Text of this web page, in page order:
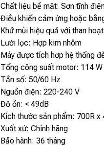
Chất liệu bề mặt: Sơn tĩnh
Điều khiển cảm ứng hoặc
Khử mùi hiệu quả với than
Lưới lọc: Hợp kim nhôm
Máy được tích hợp hệ thống
Tổng công suất motor: 114 W
Tần số: 50/60 Hz
Nguồn điện: 220-240 V
Độ ồn: < 49dB
Kích thước sản phẩm: 700R x
Xuất xứ: Chính hãng
Bảo hành: 36 tháng